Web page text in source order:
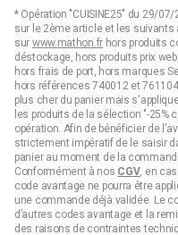
* Opération "CUISINE25" du 29/
sur le 2ème article et les suivants
sur www.mathon.frhors produits
déstockage, hors produits prix
hors frais de port, hors marques
hors références 740012 et
plus cher du panier mais
les produits de la sélection "-25%
opération. Afin de bénéficier de
strictement impératif de le saisir
panier au moment de la
Conformément à nos CGV, en
code avantage ne pourra être
une commande déjà validée. Le
d’autres codes avantage et la
des raisons de contraintes